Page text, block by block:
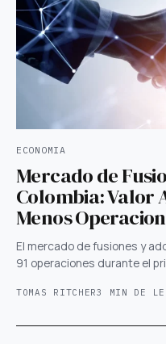
ECONOMIA
Mercado de
Colombia: Valor
Menos
El mercado de fusiones y
91 operaciones durante el
TOMAS RITCHER3 MIN DE